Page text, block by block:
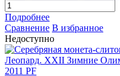
Подробнее
Сравнение В избранное
Недоступно